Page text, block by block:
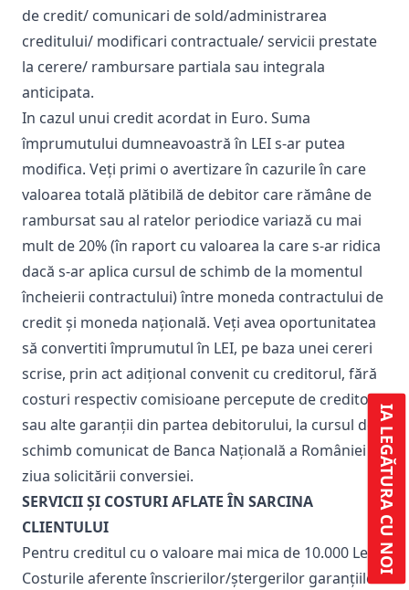
de credit/ comunicari de sold/administrarea
creditului/ modificari contractuale/ servicii prestate
la cerere/ rambursare partiala sau integrala
anticipata.
In cazul unui credit acordat in Euro. Suma
împrumutului dumneavoastră în LEI s-ar putea
modifica. Veți primi o avertizare în cazurile în care
valoarea totală plătibilă de debitor care rămâne de
rambursat sau al ratelor periodice variază cu mai
mult de 20% (în raport cu valoarea la care s-ar ridica
dacă s-ar aplica cursul de schimb de la momentul
încheierii contractului) între moneda contractului de
credit şi moneda naţională. Veți avea oportunitatea
să convertiti împrumutul în LEI, pe baza unei cereri
scrise, prin act adiţional convenit cu creditorul, fără
costuri respectiv comisioane percepute de creditor
sau alte garanţii din partea debitorului, la cursul de
schimb comunicat de Banca Naţională a României în
ziua solicitării conversiei.
SERVICII ȘI COSTURI AFLATE ÎN SARCINA
CLIENTULUI
Pentru creditul cu o valoare mai mica de 10.000 Lei:
Costurile aferente înscrierilor/ștergerilor garanțiilor
IA LEGĂTURA CU NOI